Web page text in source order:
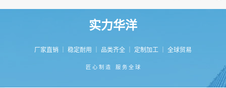
实力华洋
厂家直销 ｜ 稳定耐用 ｜ 品类齐全 ｜ 定制加工 ｜ 全球贸易
匠 心 制 造 服 务 全 球